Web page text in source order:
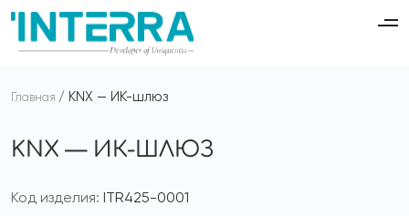
Главная KNX — ИК-шлюз
KNX — ИК-ШЛЮЗ
Код изделия: ITR425-0001